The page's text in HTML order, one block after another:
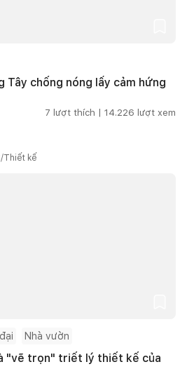
Tây chống nóng lấy cảm hứng
7 lượt thích | 14.226 lượt xem
Thiết kế
Nhà vườn
"vẽ trọn" triết lý thiết kế của